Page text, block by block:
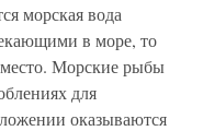
морская вода
в море, то
Морские рыбы
для
оказываются